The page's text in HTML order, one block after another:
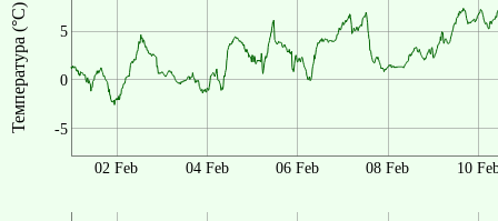
Температура (°C) -5
0
5
02 Feb 04 Feb 06 Feb 08 Feb 10